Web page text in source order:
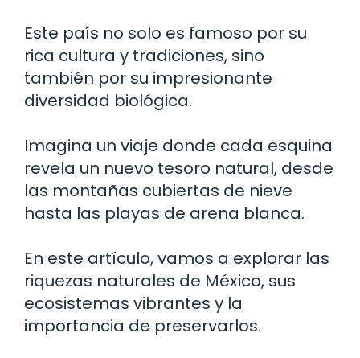
Este país no solo es famoso por su
rica cultura y tradiciones, sino
también por su impresionante
diversidad biológica.
Imagina un viaje donde cada esquina
revela un nuevo tesoro natural, desde
las montañas cubiertas de nieve
hasta las playas de arena blanca.
En este artículo, vamos a explorar las
riquezas naturales de México, sus
ecosistemas vibrantes y la
importancia de preservarlos.